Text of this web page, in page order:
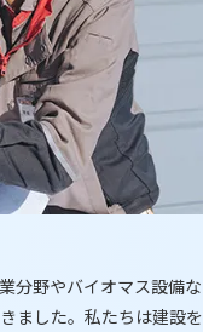
分野やバイオマス設備な
ました。私たちは建設を